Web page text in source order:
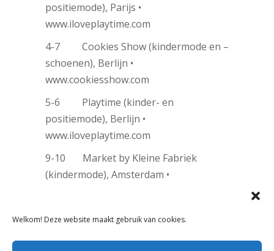
Welkom! Deze website maakt gebruik van cookies.
positiemode), Parijs •
www.iloveplaytime.com
4-7 Cookies Show (kindermode en –
schoenen), Berlijn •
www.cookiesshow.com
5-6 Playtime (kinder- en
positiemode), Berlijn •
www.iloveplaytime.com
9-10 Market by Kleine Fabriek
(kindermode), Amsterdam •
14-16
Supreme Kids (kindermode),